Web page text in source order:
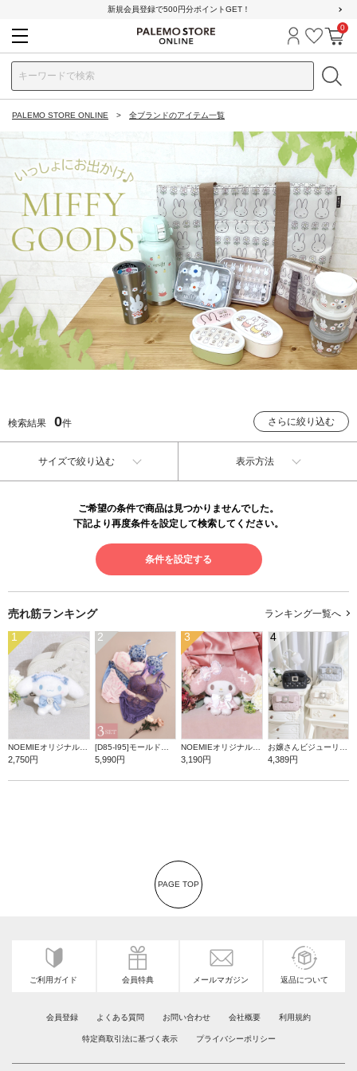
新規会員登録で500円分ポイントGET！
ログイン
お気に
カ
0
PALEMO STORE ONLINE 全ブランドのアイテム一覧
検索結果 0件 さらに絞り込む
サイズで絞り込む 表示方法
ご希望の条件で商品は見つかりませんでした。
下記より再度条件を設定して検索してください。
条件を設定する
売れ筋ランキング ランキング一覧へ
1
2,750円
2
5,990円
3
3,190円
4
4,389円
PAGE TOP
ご利用ガイド 会員特典 メールマガジン 返品について
会員登録 よくある質問 お問い合わせ 会社概要 利用規約
特定商取引法に基づく表示 プライバシーポリシー